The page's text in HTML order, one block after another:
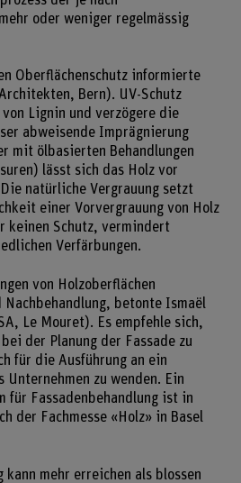
oder weniger regelmässig
Oberflächenschutz informierte
Bern). UV-Schutz
Lignin und verzögere die
abweisende Imprägnierung
mit ölbasierten Behandlungen
lässt sich das Holz vor
natürliche Vergrauung setzt
einer Vorvergrauung von Holz
keinen Schutz, vermindert
Verfärbungen.
von Holzoberflächen
betonte Ismaël
Le Mouret). Es empfehle sich,
der Planung der Fassade zu
für die Ausführung an ein
Unternehmen zu wenden. Ein
für Fassadenbehandlung ist in
der Fachmesse «Holz» in Basel
kann mehr erreichen als blossen